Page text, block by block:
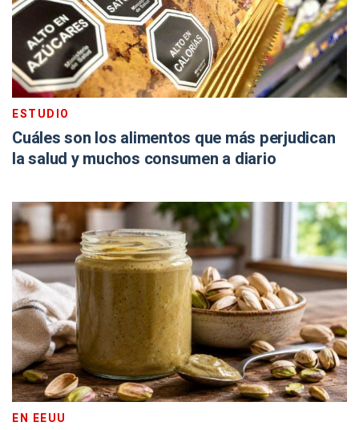
ESTUDIO
Cuáles son los alimentos que más perjudican
la salud y muchos consumen a diario
EN EEUU